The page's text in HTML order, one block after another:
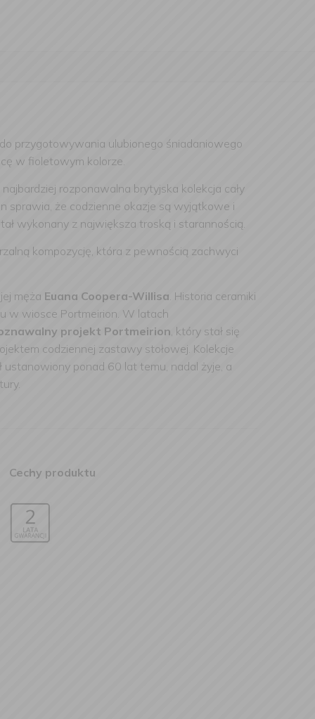
przygotowywania ulubionego śniadaniowego
w fioletowym kolorze.
rozponawalna brytyjska kolekcja cały
sprawia, że codzienne okazje są wyjątkowe i
wykonany z największa troską i starannością.
kompozycję, która z pewnością zachwyci
męża Euana Coopera-Willisa. Historia ceramiki
w wiosce Portmeirion. W latach
projekt Portmeirion, który stał się
codziennej zastawy stołowej. Kolekcje
ustanowiony ponad 60 lat temu, nadal żyje, a
Cechy produktu